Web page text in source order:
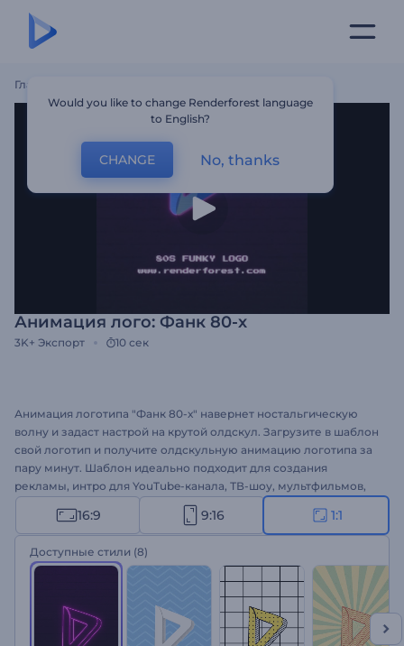
Главная
Анимация лого: Фанк 80-х
3K+ Экспорт 10 сек
Анимация логотипа "Фанк 80-х" навернет ностальгическую
волну и задаст настрой на крутой олдскул. Загрузите в шаблон
свой логотип и получите олдскульную анимацию логотипа за
пару минут. Шаблон идеально подходит для создания
рекламы, интро для YouTube-канала, ТВ-шоу, мультфильмов,
заставок к фильмам и многого другого. Обыграйте ретро и
фанк и создайте свою анимацию логотипа!
16:9 9:16 1:1
Доступные стили (8)
Would you like to change Renderforest language
to English?
CHANGE No, thanks